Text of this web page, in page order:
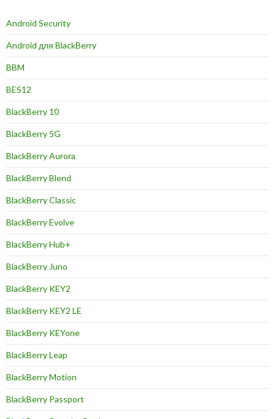
Android Security
Android для BlackBerry
BBM
BES12
BlackBerry 10
BlackBerry 5G
BlackBerry Aurora
BlackBerry Blend
BlackBerry Classic
BlackBerry Evolve
BlackBerry Hub+
BlackBerry Juno
BlackBerry KEY2
BlackBerry KEY2 LE
BlackBerry KEYone
BlackBerry Leap
BlackBerry Motion
BlackBerry Passport